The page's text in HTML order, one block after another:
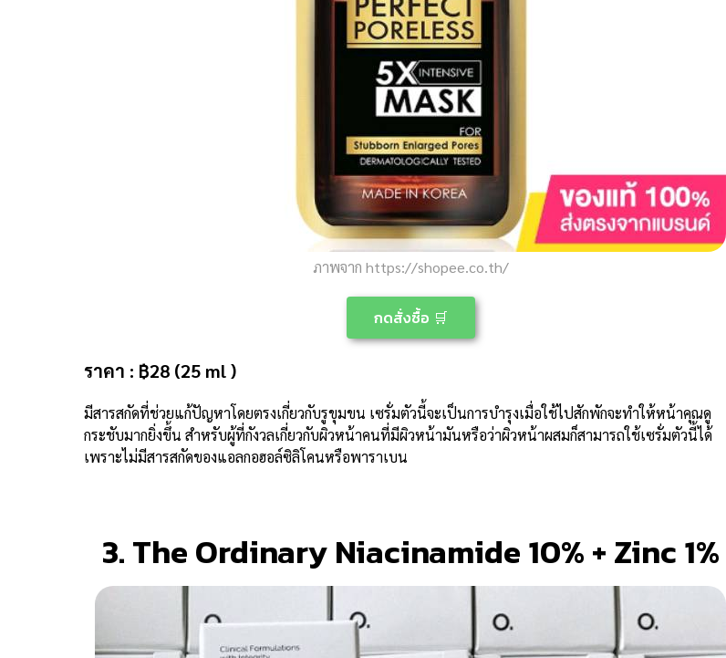
ภาพจาก https://shopee.co.th/
กดสั่งซื้อ 🛒
ราคา : ฿28 (25 ml )
มีสารสกัดที่ช่วยแก้ปัญหาโดยตรงเกี่ยวกับรูขุมขน เซรั่มตัวนี้จะเป็นการบำรุงเมื่อใช้ไปสักพักจะทำให้หน้าคุณดู
กระชับมากยิ่งขึ้น สำหรับผู้ที่กังวลเกี่ยวกับผิวหน้าคนที่มีผิวหน้ามันหรือว่าผิวหน้าผสมก็สามารถใช้เซรั่มตัวนี้ได้
เพราะไม่มีสารสกัดของแอลกอฮอล์ซิลิโคนหรือพาราเบน
3. The Ordinary Niacinamide 10% + Zinc 1%